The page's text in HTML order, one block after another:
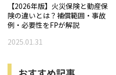
【2026年版】火災保険と動産保
険の違いとは？補償範囲・事故
例・必要性をFPが解説
2025.01.31